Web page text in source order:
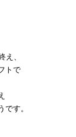
え、
トで
す。